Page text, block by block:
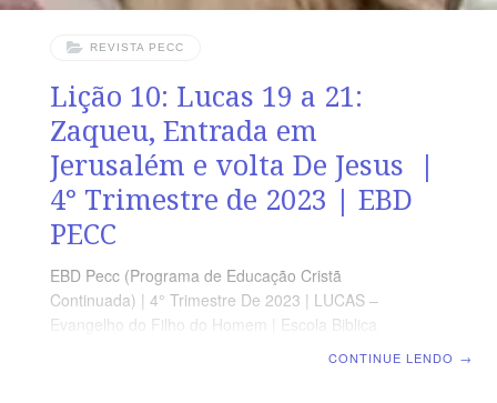
REVISTA PECC
Lição 10: Lucas 19 a 21:
Zaqueu, Entrada em
Jerusalém e volta De Jesus |
4° Trimestre de 2023 | EBD
PECC
EBD Pecc (Programa de Educação Cristã
Continuada) | 4° Trimestre De 2023 | LUCAS –
Evangelho do Filho do Homem | Escola Biblica
CONTINUE LENDO →